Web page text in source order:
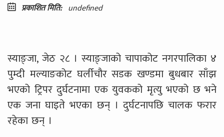
प्रकाशित मिति: undefined
स्याङ्जा, जेठ २८ । स्याङ्जाको चापाकोट नगरपालिका ४
पुम्दी मल्याङकोट घर्लीचौर सडक खण्डमा बुधबार साँझ
भएको ट्रिपर दुर्घटनामा एक युवकको मृत्यु भएको छ भने
एक जना घाइते भएका छन् । दुर्घटनापछि चालक फरार
रहेका छन् ।